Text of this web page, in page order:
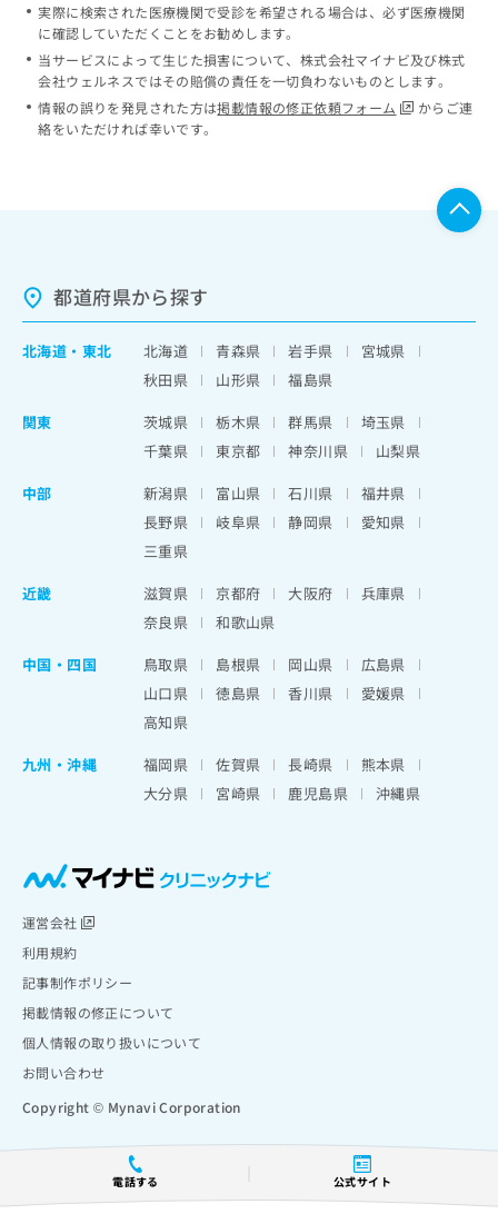
電話する 公式サイト
実際に検索された医療機関で受診を希望される場合は、必ず医療機関
に確認していただくことをお勧めします。
当サービスによって生じた損害について、株式会社マイナビ及び株式
会社ウェルネスではその賠償の責任を一切負わないものとします。
情報の誤りを発見された方は掲載情報の修正依頼フォーム
からご連
絡をいただければ幸いです。
都道府県から探す
北海道 ・ 東北 北海道 青森県 岩手県
宮城県
秋田県
山形県
福島県
関東
茨城県 栃木県 群馬県
埼玉県
千葉県
東京都 神奈川県
山梨県
中部
新潟県 富山県 石川県
福井県
長野県
岐阜県 静岡県
愛知県
三重県
近畿
滋賀県 京都府 大阪府
兵庫県
奈良県
和歌山県
中国・四国
鳥取県 島根県 岡山県
広島県
山口県
徳島県 香川県
愛媛県
高知県
九州・沖縄
福岡県 佐賀県 長崎県
熊本県
大分県
宮崎県 鹿児島県 沖縄県
運営会社
利用規約
記事制作ポリシー
掲載情報の修正について
個人情報の取り扱いについて
お問い合わせ
Copyright © Mynavi Corporation